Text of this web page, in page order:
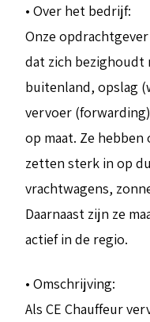
• Over het bedrijf:
Onze
dat zich
buitenland, opslag
vervoer
op maat. Ze
zetten sterk in op
vrachtwagens,
Daarnaast zijn ze
actief in de regio.
• Omschrijving:
Als CE Chauffeur